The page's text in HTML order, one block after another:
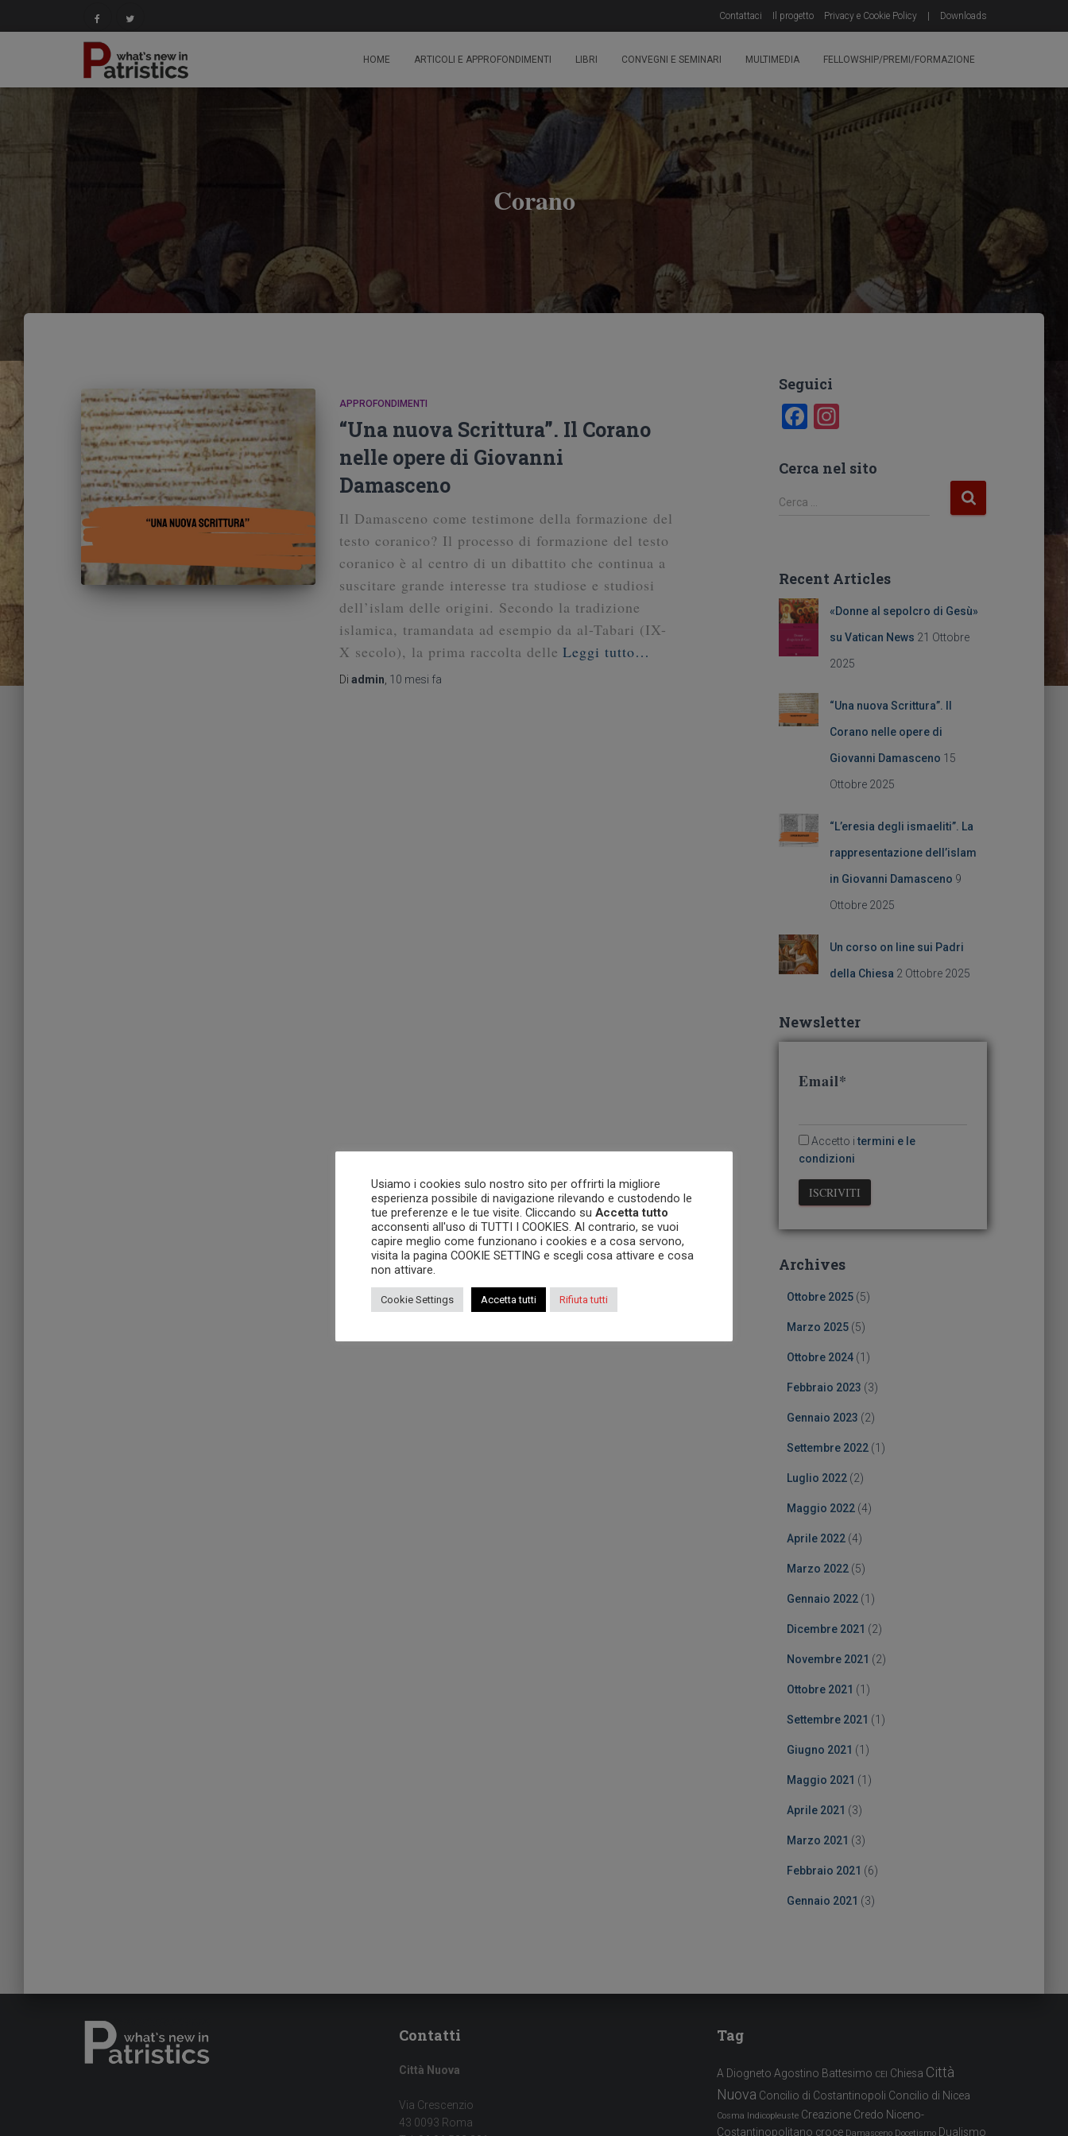
Contattaci Il progetto Privacy e Cookie Policy Downloads
HOME ARTICOLI E APPROFONDIMENTI LIBRI CONVEGNI E SEMINARI MULTIMEDIA FELLOWSHIP/PREMI/FORMAZIONE
Corano
APPROFONDIMENTI
“Una nuova Scrittura”. Il Corano
nelle opere di Giovanni
Damasceno
Il Damasceno come testimone della formazione del
testo coranico? Il processo di formazione del testo
coranico è al centro di un dibattito che continua a
suscitare grande interesse tra studiose e studiosi
dell’islam delle origini. Secondo la tradizione
islamica, tramandata ad esempio da al-Tabari (IX-
X secolo), la prima raccolta delle Leggi tutto…
Di admin 10 mesi fa
Seguici
F
c
e
o
k
In
a
Cerca nel sito
R
c
a
p
Cerca …
Recent Articles
«Donne al sepolcro di Gesù»
su Vatican News 21 Ottobre
2025
“Una nuova Scrittura”. Il
Corano nelle opere di
Giovanni Damasceno 15
Ottobre 2025
“L’eresia degli ismaeliti”. La
rappresentazione dell’islam
in Giovanni Damasceno 9
Ottobre 2025
Un corso on line sui Padri
della Chiesa 2 Ottobre 2025
Newsletter
Email*
Accetto i termini e le
condizioni
Archives
Ottobre 2025(5)
Marzo 2025(5)
Ottobre 2024(1)
Febbraio 2023 (3)
Gennaio 2023 (2)
Settembre 2022(1)
Luglio 2022(2)
Maggio 2022(4)
Aprile 2022(4)
Marzo 2022(5)
Gennaio 2022(1)
Dicembre 2021 (2)
Novembre 2021 (2)
Ottobre 2021 (1)
Settembre 2021 (1)
Giugno 2021 (1)
Maggio 2021 (1)
Aprile 2021 (3)
Marzo 2021 (3)
Febbraio 2021 (6)
Gennaio 2021 (3)
Contatti
Città Nuova
Via Crescenzio
43 0093 Roma
Tag
A Diogneto Agostino Battesimo CEI Chiesa Città
Nuova Concilio di Costantinopoli Concilio di Nicea
Cosma Indicopleuste Creazione Credo Niceno-
Costantinopolitano croce Damasceno Docetismo Dualismo
Usiamo i cookies sulo nostro sito per offrirti la migliore
esperienza possibile di navigazione rilevando e custodendo le
tue preferenze e le tue visite. Cliccando su Accetta tutto
acconsenti all'uso di TUTTI I COOKIES. Al contrario, se vuoi
capire meglio come funzionano i cookies e a cosa servono,
visita la pagina COOKIE SETTING e scegli cosa attivare e cosa
non attivare.
Cookie Settings Accetta tutti Rifiuta tutti